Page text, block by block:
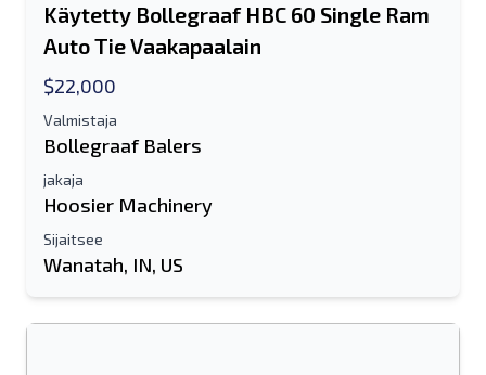
Käytetty Bollegraaf HBC 60 Single Ram
Auto Tie Vaakapaalain
$22,000
Valmistaja
Bollegraaf Balers
jakaja
Hoosier Machinery
Sijaitsee
Wanatah, IN, US